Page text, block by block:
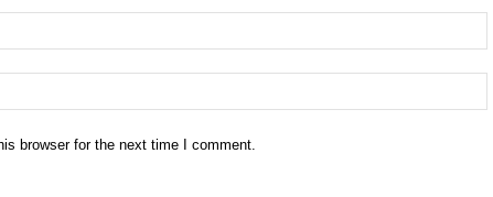
browser for the next time I comment.